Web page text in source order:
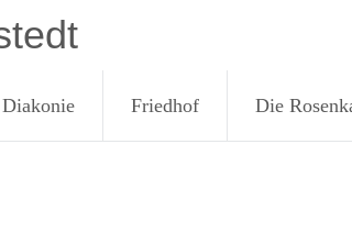
Diakonie Friedhof Die